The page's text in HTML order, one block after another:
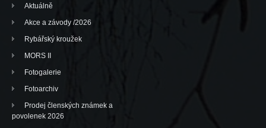
Aktuálně
Akce a závody /2026
Rybářský kroužek
MORS II
Fotogalerie
Fotoarchiv
Prodej členských známek a
povolenek 2026